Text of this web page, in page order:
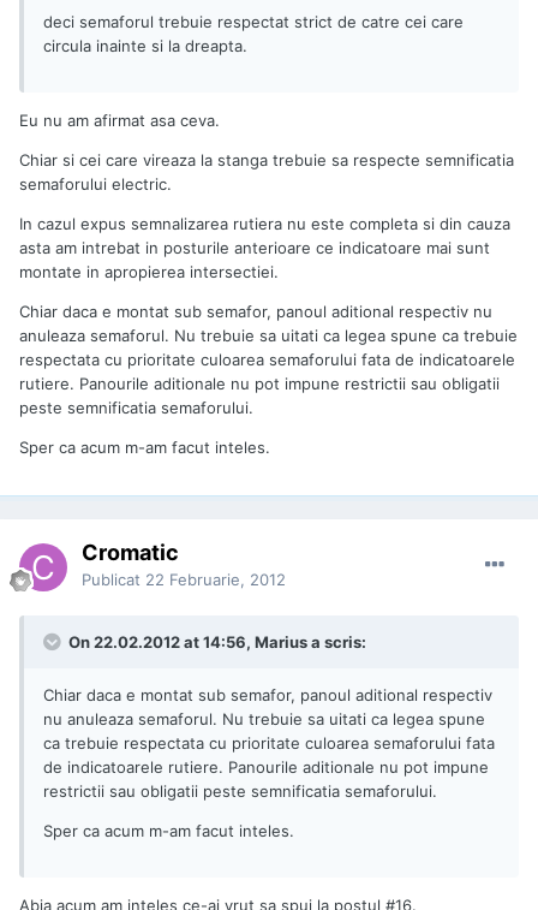
deci semaforul trebuie respectat strict de catre cei care
circula inainte si la dreapta.
Eu nu am afirmat asa ceva.
Chiar si cei care vireaza la stanga trebuie sa respecte semnificatia
semaforului electric.
In cazul expus semnalizarea rutiera nu este completa si din cauza
asta am intrebat in posturile anterioare ce indicatoare mai sunt
montate in apropierea intersectiei.
Chiar daca e montat sub semafor, panoul aditional respectiv nu
anuleaza semaforul. Nu trebuie sa uitati ca legea spune ca trebuie
respectata cu prioritate culoarea semaforului fata de indicatoarele
rutiere. Panourile aditionale nu pot impune restrictii sau obligatii
peste semnificatia semaforului.
Sper ca acum m-am facut inteles.
Cromatic
Publicat 22 Februarie, 2012
On 22.02.2012 at 14:56, Marius a scris:
Chiar daca e montat sub semafor, panoul aditional respectiv
nu anuleaza semaforul. Nu trebuie sa uitati ca legea spune
ca trebuie respectata cu prioritate culoarea semaforului fata
de indicatoarele rutiere. Panourile aditionale nu pot impune
restrictii sau obligatii peste semnificatia semaforului.
Sper ca acum m-am facut inteles.
Abia acum am inteles ce-ai vrut sa spui la postul #16.